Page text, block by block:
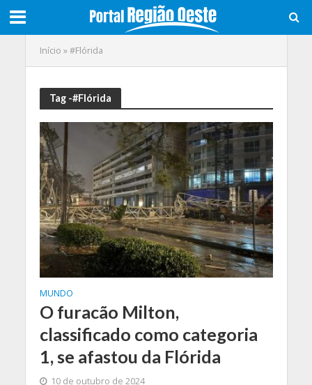
Início »#Flórida
Tag -#Flórida
MUNDO
O furacão Milton,
classificado como categoria
1, se afastou da Flórida
10 de outubro de 2024